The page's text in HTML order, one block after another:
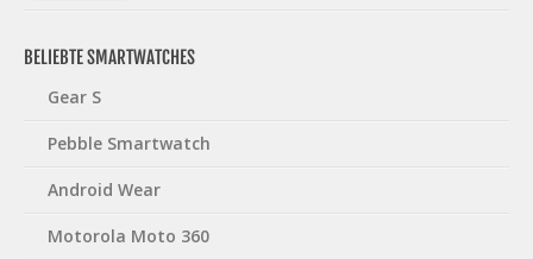
BELIEBTE SMARTWATCHES
Gear S
Pebble Smartwatch
Android Wear
Motorola Moto 360